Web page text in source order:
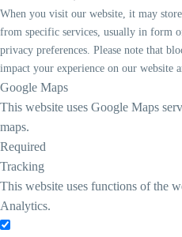
When you visit our website, it may
from specific services, usually in form
privacy preferences. Please note that
impact your experience on our website
Google Maps
This website uses Google Maps
maps.
Required
Tracking
This website uses functions of the
Analytics.